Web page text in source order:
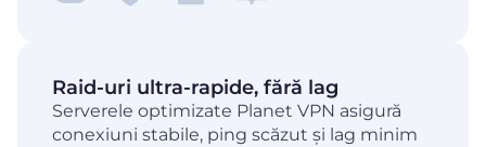
Raid-uri ultra-rapide, fără lag
Serverele optimizate Planet VPN asigură
conexiuni stabile, ping scăzut și lag minim